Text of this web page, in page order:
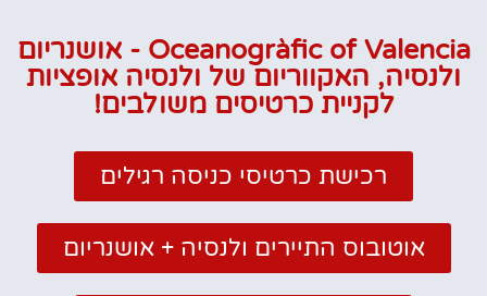
Oceanogràfic of Valencia - אושנריום
ולנסיה, האקווריום של ולנסיה אופציות
לקניית כרטיסים משולבים!
רכישת כרטיסי כניסה רגילים
אוטובוס התיירים ולנסיה + אושנריום